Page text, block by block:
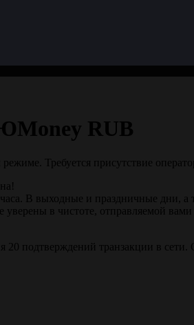
RUB
Требуется присутствие
В выходные и праздничные дни,
в чистоте, отправляемой
подтверждений транзакции в